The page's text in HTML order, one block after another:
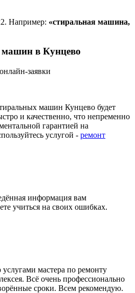
Например: «стиральная машина,
в Кунцево
заявки
машин Кунцево будет
и качественно, что непременно
гарантией на
услугой - ремонт
информация вам
учиться на своих ошибках.
мастера по ремонту
Всё очень профессионально
сроки. Всем рекомендую.